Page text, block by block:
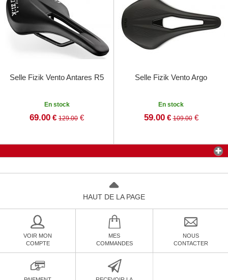
Selle Fizik Vento Antares R5
En stock
69.00 € 129.00 €
Selle Fizik Vento Argo
En stock
59.00 € 109.00€
HAUT DE LA PAGE
VOIR MON
COMPTE
MES
COMMANDES
NOUS
CONTACTER